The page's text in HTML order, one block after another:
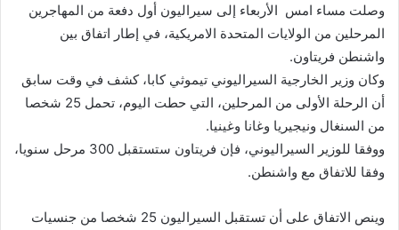
وصلت مساء امس الأربعاء إلى سيراليون أول دفعة من المهاجرين
المرحلين من الولايات المتحدة الامريكية، في إطار اتفاق بين
واشنطن فريتاون.
وكان وزير الخارجية السيراليوني تيموثي كابا، كشف في وقت سابق
أن الرحلة الأولى من المرحلين، التي حطت اليوم، تحمل 25 شخصا
من السنغال ونيجيريا وغانا وغينيا.
ووفقا للوزير السيراليوني، فإن فريتاون ستستقبل 300 مرحل سنويا،
وفقا للاتفاق مع واشنطن.
وينص الاتفاق على أن تستقبل السيراليون 25 شخصا من جنسيات